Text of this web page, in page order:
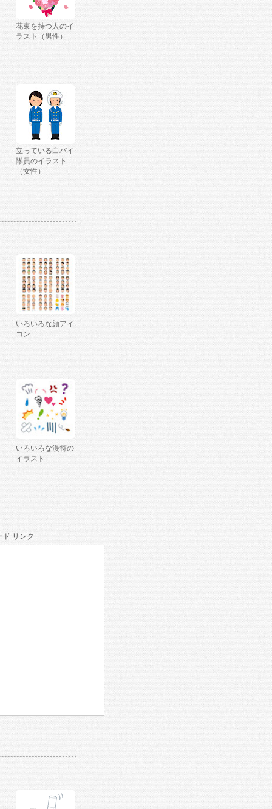
花束を持つ人のイ
ラスト（男性）
立っている白バイ
隊員のイラスト
（女性）
いろいろな顔アイ
コン
いろいろな漫符の
イラスト
ド リンク